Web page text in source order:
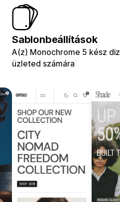
Sablonbeállítások
A(z) Monochrome 5 kész
üzleted számára